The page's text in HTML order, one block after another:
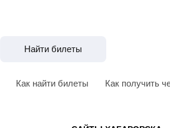
Найти билеты
Как найти билеты Как получить